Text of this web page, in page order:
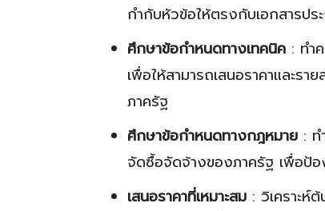
กำกับหัวข้อให้ตรงกับเอกสารปร
ศึกษาข้อกำหนดทางเทคนิค : ทำ
เพื่อให้สามารถเสนอราคาและร
ภาครัฐ
ศึกษาข้อกำหนดทางกฎหมาย : ท
จัดซื้อจัดจ้างของภาครัฐ เพื่อป้
เสนอราคาที่เหมาะสม : วิเคราะห์